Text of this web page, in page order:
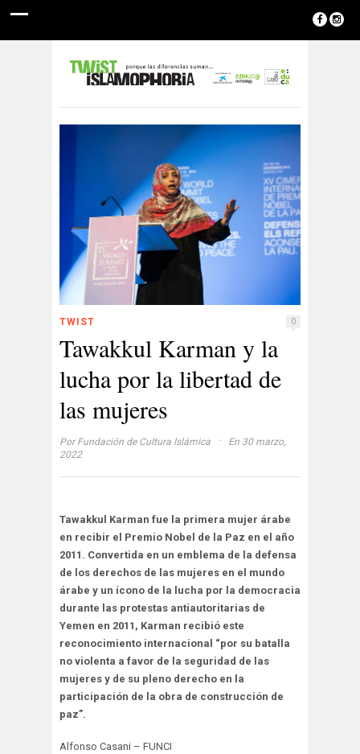
TWIST 0
Tawakkul Karman y la
lucha por la libertad de
las mujeres
Por Fundación de Cultura Islámica ·
En 30 marzo,
2022
Tawakkul Karman fue la primera mujer árabe
en recibir el Premio Nobel de la Paz en el año
2011. Convertida en un emblema de la defensa
de los derechos de las mujeres en el mundo
árabe y un ícono de la lucha por la democracia
durante las protestas antiautoritarias de
Yemen en 2011, Karman recibió este
reconocimiento internacional “por su batalla
no violenta a favor de la seguridad de las
mujeres y de su pleno derecho en la
participación de la obra de construcción de
paz”.
Alfonso Casani – FUNCI